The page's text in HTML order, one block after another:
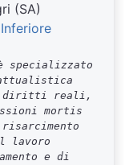
(SA)
specializzato
diritti reali,
mortis
lavoro
e di